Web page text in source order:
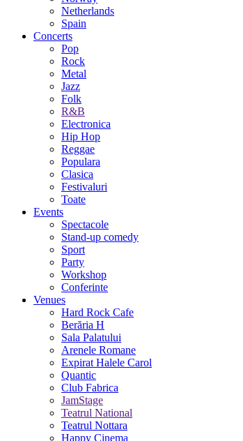
Netherlands
Spain
Concerts
Pop
Rock
Metal
Jazz
Folk
R&B
Electronica
Hip Hop
Reggae
Populara
Clasica
Festivaluri
Toate
Events
Spectacole
Stand-up comedy
Sport
Party
Workshop
Conferinte
Venues
Hard Rock Cafe
Berăria H
Sala Palatului
Arenele Romane
Expirat Halele Carol
Quantic
Club Fabrica
JamStage
Teatrul National
Teatrul Nottara
Happy Cinema